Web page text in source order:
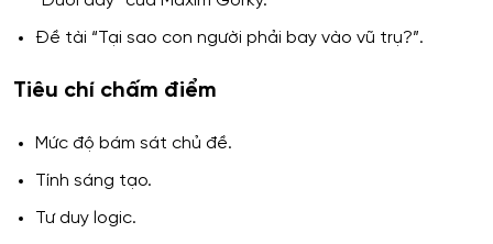
Đề tài “Tại sao con người phải bay vào vũ trụ?”.
Tiêu chí chấm điểm
Mức độ bám sát chủ đề.
Tính sáng tạo.
Tư duy logic.